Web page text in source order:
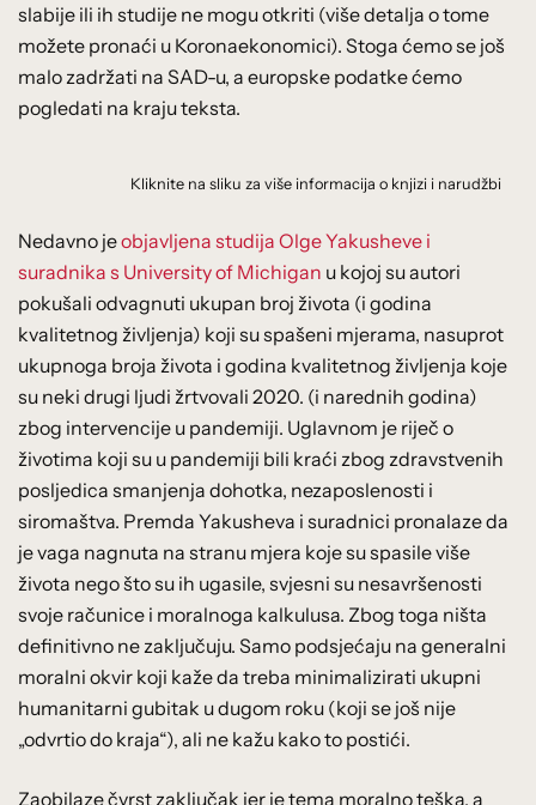
slabije ili ih studije ne mogu otkriti (više detalja o tome
možete pronaći u Koronaekonomici). Stoga ćemo se još
malo zadržati na SAD-u, a europske podatke ćemo
pogledati na kraju teksta.
Kliknite na sliku za više informacija o knjizi i narudžbi
Nedavno jeobjavljena studija Olge Yakusheve i
suradnika s University of Michigan u kojoj su autori
pokušali odvagnuti ukupan broj života (i godina
kvalitetnog življenja) koji su spašeni mjerama, nasuprot
ukupnoga broja života i godina kvalitetnog življenja koje
su neki drugi ljudi žrtvovali 2020. (i narednih godina)
zbog intervencije u pandemiji. Uglavnom je riječ o
životima koji su u pandemiji bili kraći zbog zdravstvenih
posljedica smanjenja dohotka, nezaposlenosti i
siromaštva. Premda Yakusheva i suradnici pronalaze da
je vaga nagnuta na stranu mjera koje su spasile više
života nego što su ih ugasile, svjesni su nesavršenosti
svoje računice i moralnoga kalkulusa. Zbog toga ništa
definitivno ne zaključuju. Samo podsjećaju na generalni
moralni okvir koji kaže da treba minimalizirati ukupni
humanitarni gubitak u dugom roku (koji se još nije
„odvrtio do kraja“), ali ne kažu kako to postići.
Zaobilaze čvrst zaključak jer je tema moralno teška, a